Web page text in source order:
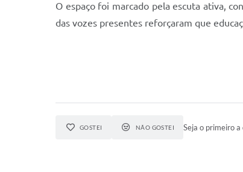
O espaço foi marcado pela escuta ativa,
das vozes presentes reforçaram que
GOSTEI NÃO GOSTEI Seja o primeiro